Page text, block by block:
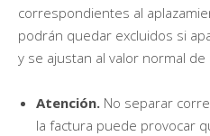
correspondientes al
podrán quedar excluidos si
y se ajustan al valor normal de
Atención. No separar
la factura puede provocar